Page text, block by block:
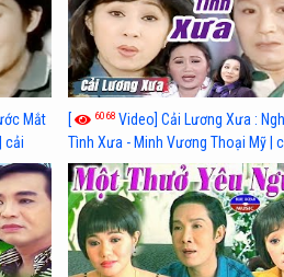
Mắt
cải
[ 6068 Video] Cải Lương Xưa :
Tình Xưa - Minh Vương Thoại Mỹ |
lương xã hội hay nhất